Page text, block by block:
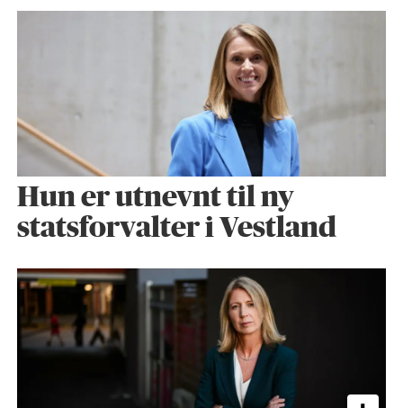
Hun er utnevnt til ny
statsforvalter i Vestland